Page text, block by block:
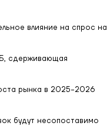
влияние на спрос на
сдерживающая
рынка в 2025-2026
будут несопоставимо